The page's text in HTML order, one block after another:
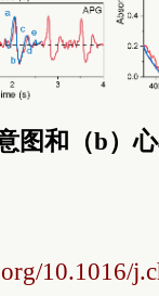
图和（b）
10.1016/